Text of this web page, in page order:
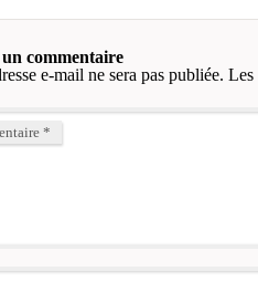
commentaire
e-mail ne sera pas publiée. Les
*